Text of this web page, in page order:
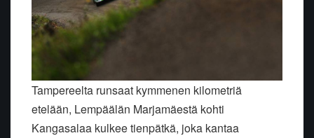
Tampereelta runsaat kymmenen kilometriä
etelään, Lempäälän Marjamäestä kohti
Kangasalaa kulkee tienpätkä, joka kantaa